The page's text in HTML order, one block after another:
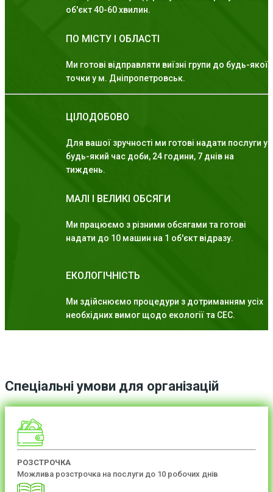
об'єкт 40-60 хвилин.
ПО МІСТУ І ОБЛАСТІ
Ми готові відправляти виїзні групи до будь-якої
точки у м. Дніпропетровськ.
ЦІЛОДОБОВО
Для вашої зручності ми готові надати послуги у
будь-який час доби, 24 години, 7 днів на
тиждень.
МАЛІ І ВЕЛИКІ ОБСЯГИ
Ми працюємо з різними обсягами та готові
надати до 10 машин на 1 об'єкт відразу.
ЕКОЛОГІЧНІСТЬ
Ми здійснюємо процедури з дотриманням усіх
необхідних вимог щодо екології та СЕС.
Спеціальні умови для організацій
РОЗСТРОЧКА
Можлива розстрочка на послуги до 10 робочих днів